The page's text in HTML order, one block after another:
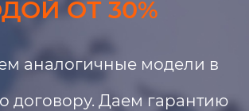
ОТ 30%
аналогичные модели в
договору. Даем гарантию